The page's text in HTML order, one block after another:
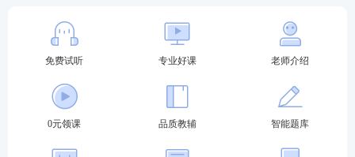
免费试听 专业好课 老师介绍
0元领课 品质教辅 智能题库